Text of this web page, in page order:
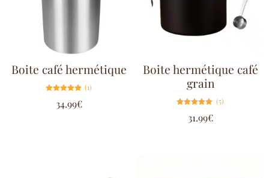
Boite café hermétique
5.00
sur 5
(1)
34.99€
Boite hermétique café
grain
5.00
sur 5
(5)
31.99€